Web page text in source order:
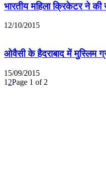
भारतीय महिला क्रिकेटर ने
12/10/2015
ओवैसी के हैदराबाद में मुस्लिम
15/09/2015
1 2Page 1 of 2